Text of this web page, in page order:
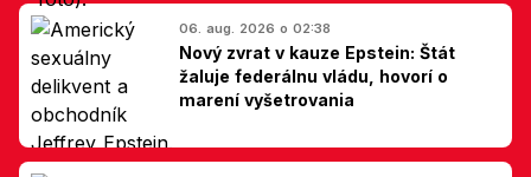
06. aug. 2026 o 02:38
Nový zvrat v kauze Epstein: Štát
žaluje federálnu vládu, hovorí o
marení vyšetrovania